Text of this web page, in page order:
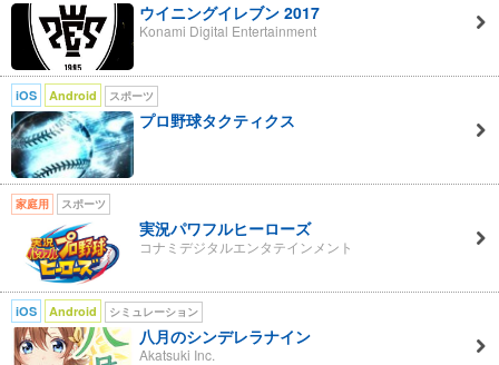
ウイニングイレブン 2017
Konami Digital Entertainment
iOS Android スポーツ
プロ野球タクティクス
家庭用 スポーツ
実況パワフルヒーローズ
コナミデジタルエンタテインメント
iOS Android シミュレーション
八月のシンデレラナイン
Akatsuki Inc.